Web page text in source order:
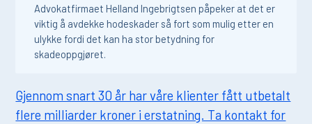
Advokatfirmaet Helland Ingebrigtsen påpeker at det er
viktig å avdekke hodeskader så fort som mulig etter en
ulykke fordi det kan ha stor betydning for
skadeoppgjøret.
Gjennom snart 30 år har våre klienter fått utbetalt
flere milliarder kroner i erstatning. Ta kontakt for